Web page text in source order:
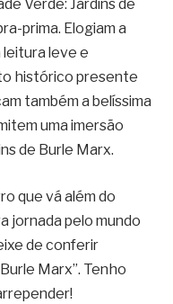
Verde: Jardins de
prima. Elogiam a
leitura leve e
histórico presente
também a belíssima
uma imersão
de Burle Marx.
que vá além do
jornada pelo mundo
de conferir
Marx”. Tenho